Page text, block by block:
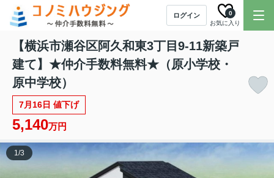
ログイン
お気に入り
0
【横浜市瀬谷区阿久和東3丁目9-11新築戸
建て】★仲介手数料無料★（原小学校・
原中学校）
7月16日 値下げ
5,140万円
1/3